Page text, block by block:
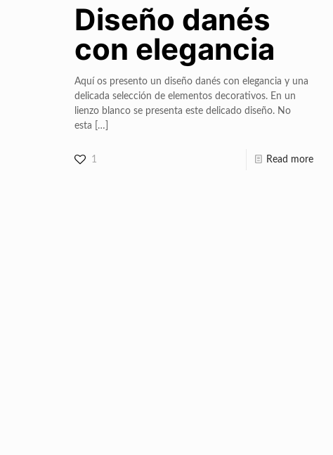
Diseño danés
con elegancia
Aquí os presento un diseño danés con elegancia y una
delicada selección de elementos decorativos. En un
lienzo blanco se presenta este delicado diseño. No
esta […]
1 Read more